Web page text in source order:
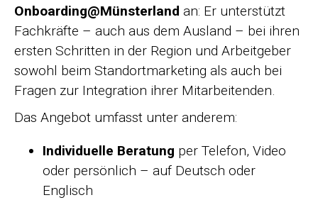
Onboarding@Münsterland an: Er unterstützt
Fachkräfte – auch aus dem Ausland – bei ihren
ersten Schritten in der Region und Arbeitgeber
sowohl beim Standortmarketing als auch bei
Fragen zur Integration ihrer Mitarbeitenden.
Das Angebot umfasst unter anderem:
Individuelle Beratung per Telefon, Video
oder persönlich – auf Deutsch oder
Englisch